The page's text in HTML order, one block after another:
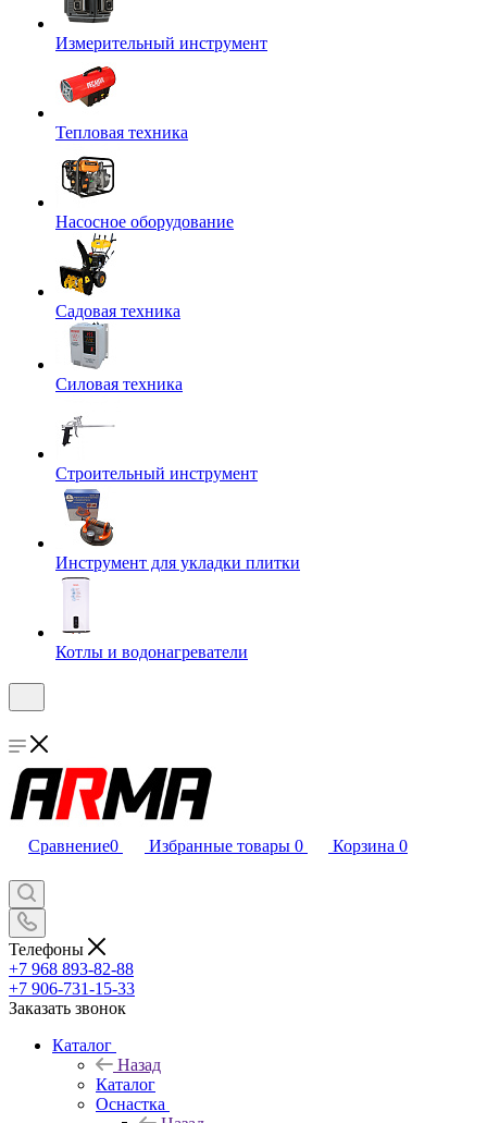
Измерительный инструмент
Тепловая техника
Насосное оборудование
Садовая техника
Силовая техника
Строительный инструмент
Инструмент для укладки плитки
Котлы и водонагреватели
Сравнение0 Избранные товары 0 Корзина 0
Телефоны
+7 968 893-82-88
+7 906-731-15-33
Заказать звонок
Каталог
Назад
Каталог
Оснастка